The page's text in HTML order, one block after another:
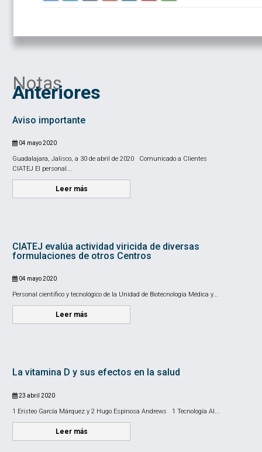
Notas
Anteriores
Aviso importante
04 mayo 2020
Guadalajara, Jalisco, a 30 de abril de 2020 Comunicado a Clientes
CIATEJ El personal...
Leer más
CIATEJ evalúa actividad viricida de diversas
formulaciones de otros Centros
04 mayo 2020
Personal científico y tecnológico de la Unidad de Biotecnología Médica y...
Leer más
La vitamina D y sus efectos en la salud
23 abril 2020
1 Eristeo García Márquez y 2 Hugo Espinosa Andrews 1 Tecnología Al...
Leer más